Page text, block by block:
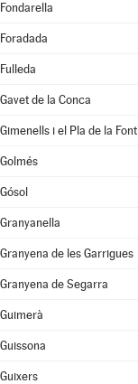
Fondarella
Foradada
Fulleda
Gavet de la Conca
Gimenells i el Pla de la Font
Golmés
Gósol
Granyanella
Granyena de les Garrigues
Granyena de Segarra
Guimerà
Guissona
Guixers